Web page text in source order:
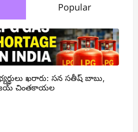
Popular
ఖరారు: సన సతీష్ బాబు,
చింతకాయల